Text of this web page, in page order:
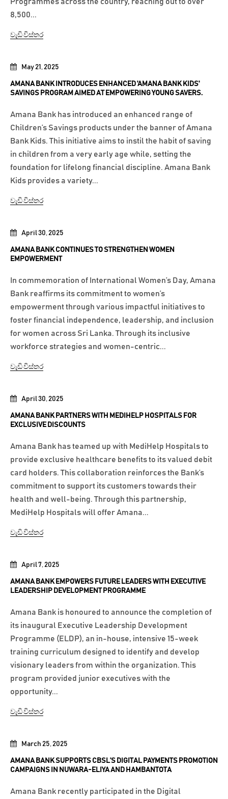
March 25, 2025
AMANA BANK SUPPORTS CBSL’S DIGITAL PAYMENTS PROMOTION
CAMPAIGNS IN NUWARA-ELIYA AND HAMBANTOTA
Amana Bank recently participated in the Digital
April 7, 2025
AMANA BANK EMPOWERS FUTURE LEADERS WITH EXECUTIVE
LEADERSHIP DEVELOPMENT PROGRAMME
Amana Bank is honoured to announce the completion of
its inaugural Executive Leadership Development
Programme (ELDP), an in-house, intensive 15-week
training curriculum designed to identify and develop
visionary leaders from within the organization. This
program provided junior executives with the
opportunity...
වැඩි විස්තර
April 30, 2025
AMANA BANK PARTNERS WITH MEDIHELP HOSPITALS FOR
EXCLUSIVE DISCOUNTS
Amana Bank has teamed up with MediHelp Hospitals to
provide exclusive healthcare benefits to its valued debit
card holders. This collaboration reinforces the Bank’s
commitment to support its customers towards their
health and well-being. Through this partnership,
MediHelp Hospitals will offer Amana...
වැඩි විස්තර
April 30, 2025
AMANA BANK CONTINUES TO STRENGTHEN WOMEN
EMPOWERMENT
In commemoration of International Women’s Day, Amana
Bank reaffirms its commitment to women’s
empowerment through various impactful initiatives to
foster financial independence, leadership, and inclusion
for women across Sri Lanka. Through its inclusive
workforce strategies and women-centric...
වැඩි විස්තර
May 21, 2025
AMANA BANK INTRODUCES ENHANCED 'AMANA BANK KIDS'
SAVINGS PROGRAM AIMED AT EMPOWERING YOUNG SAVERS.
Amana Bank has introduced an enhanced range of
Children’s Savings products under the banner of Amana
Bank Kids. This initiative aims to instil the habit of saving
in children from a very early age while, setting the
foundation for lifelong financial discipline. Amana Bank
Kids provides a variety...
වැඩි විස්තර
8,500...
වැඩි විස්තර